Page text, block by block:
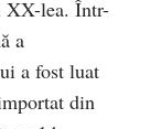
XX-lea. Într-
a
a fost luat
din